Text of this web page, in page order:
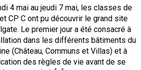
4 mai au jeudi 7 mai, les classes de
CP C ont pu découvrir le grand site
Le premier jour a été consacré à
dans les différents bâtiments du
(Château, Communs et Villas) et à
des règles de vie avant de se